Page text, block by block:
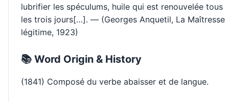
lubrifier les spéculums, huile qui est renouvelée tous
les trois jours[…]. — (Georges Anquetil, La Maîtresse
légitime, 1923)
📚 Word Origin & History
(1841) Composé du verbe abaisser et de langue.